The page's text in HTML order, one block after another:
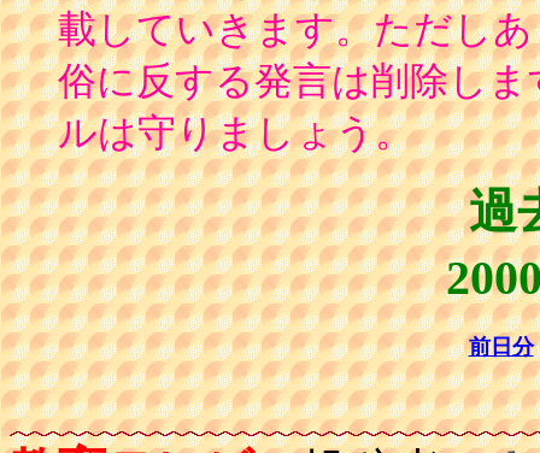
載していきます。ただし
俗に反する発言は削除し
ルは守りましょう。
過
前日分